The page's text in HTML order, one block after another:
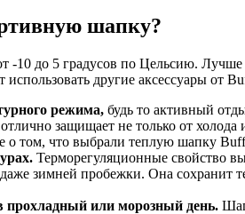
шапку?
-10 до 5 градусов по Цельсию.
другие аксессуары
режима, будь то активный
защищает не только от
что выбрали теплую шапку Buff,
Терморегуляционные свойство
зимней пробежки. Она сохранит
прохладный или морозный день.